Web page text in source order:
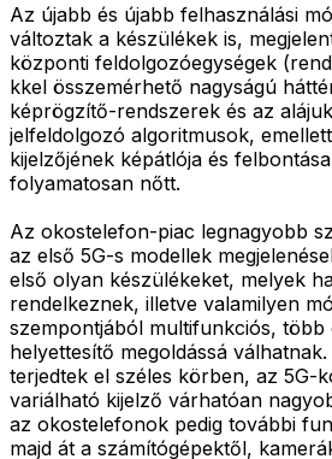
Az újabb és újabb felhasználási
változtak a készülékek is,
központi feldolgozóegységek
kkel összemérhető nagyságú
képrögzítő-rendszerek és az
jelfeldolgozó algoritmusok,
kijelzőjének képátlója és
folyamatosan nőtt.
Az okostelefon-piac legnagyobb
az első 5G-s modellek
első olyan készülékeket, melyek
rendelkeznek, illetve valamilyen
szempontjából multifunkciós, több
helyettesítő megoldássá
terjedtek el széles körben, az 5G-
variálható kijelző várhatóan
az okostelefonok pedig további
majd át a számítógépektől,